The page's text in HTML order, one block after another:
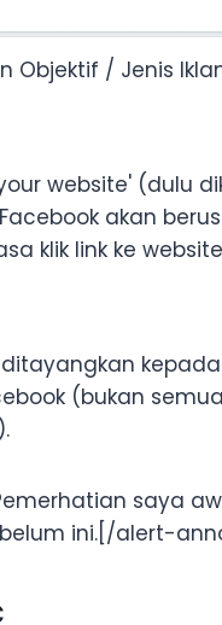
Objektif / Jenis
website' (dulu
akan
klik link ke
ditayangkan
(bukan
saya
ini.[/alert-